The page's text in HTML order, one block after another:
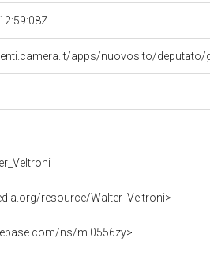
apps/nuovosito/deputato/
resource/Walter_Veltroni>
ns/m.0556zy>